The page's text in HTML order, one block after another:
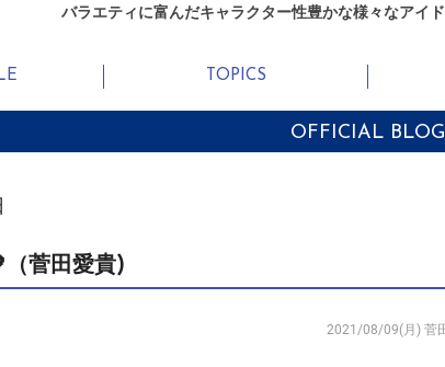
バラエティに富んだキャラクター性豊かな様々なアイ
TOPICS
OFFICIAL BLOG
（菅田愛貴)
2021/08/09(月)菅